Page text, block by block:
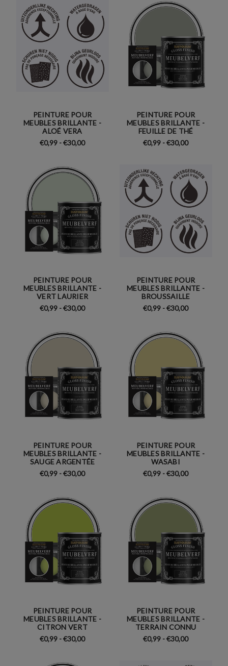
PEINTURE POUR
MEUBLES BRILLANTE -
ALOÉ VERA
€0,99 - €30,00
PEINTURE POUR
MEUBLES BRILLANTE -
FEUILLE DE THÉ
€0,99 - €30,00
PEINTURE POUR
MEUBLES BRILLANTE -
VERT LAURIER
€0,99 - €30,00
PEINTURE POUR
MEUBLES BRILLANTE -
BROUSSAILLE
€0,99 - €30,00
PEINTURE POUR
MEUBLES BRILLANTE -
SAUGE ARGENTÉE
€0,99 - €30,00
PEINTURE POUR
MEUBLES BRILLANTE -
WASABI
€0,99 - €30,00
PEINTURE POUR
MEUBLES BRILLANTE -
CITRON VERT
€0,99 - €30,00
PEINTURE POUR
MEUBLES BRILLANTE -
TERRAIN CONNU
€0,99 - €30,00